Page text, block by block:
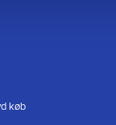
køb